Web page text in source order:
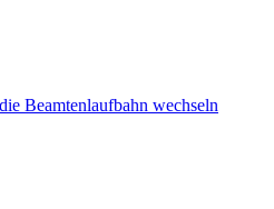
Beamtenlaufbahn wechseln